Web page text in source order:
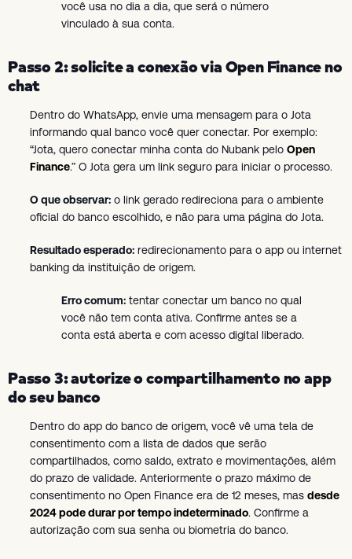
você usa no dia a dia, que será o número
vinculado à sua conta.
Passo 2: solicite a conexão via Open Finance no
chat
Dentro do WhatsApp, envie uma mensagem para o Jota
informando qual banco você quer conectar. Por exemplo:
“Jota, quero conectar minha conta do Nubank pelo Open
Finance.” O Jota gera um link seguro para iniciar o processo.
O que observar: o link gerado redireciona para o ambiente
oficial do banco escolhido, e não para uma página do Jota.
Resultado esperado: redirecionamento para o app ou internet
banking da instituição de origem.
Erro comum: tentar conectar um banco no qual
você não tem conta ativa. Confirme antes se a
conta está aberta e com acesso digital liberado.
Passo 3: autorize o compartilhamento no app
do seu banco
Dentro do app do banco de origem, você vê uma tela de
consentimento com a lista de dados que serão
compartilhados, como saldo, extrato e movimentações, além
do prazo de validade. Anteriormente o prazo máximo de
consentimento no Open Finance era de 12 meses, mas desde
2024 pode durar por tempo indeterminado. Confirme a
autorização com sua senha ou biometria do banco.